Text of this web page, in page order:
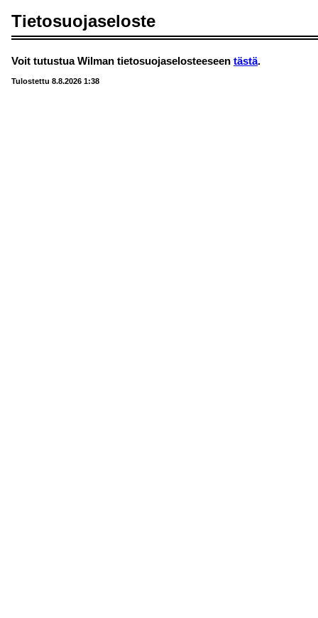
Tietosuojaseloste
Voit tutustua Wilman tietosuojaselosteeseen tästä.
Tulostettu 8.8.2026 1:38